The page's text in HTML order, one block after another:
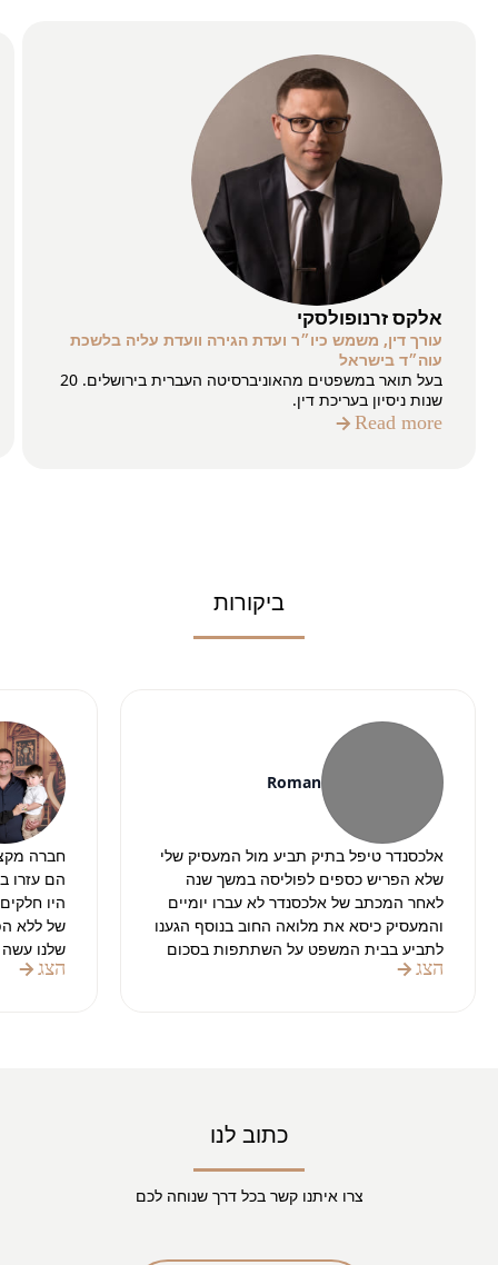
אלקס זרנופולסקי
עורך דין, משמש כיו״ר ועדת הגירה וועדת עליה בלשכת
עוה״ד בישראל
בעל תואר במשפטים מהאוניברסיטה העברית בירושלים. 20
שנות ניסיון בעריכת דין.
Read more
ביקורות
Roman
אלכסנדר טיפל בתיק תביע מול המעסיק שלי
שלא הפריש כספים לפוליסה במשך שנה
לאחר המכתב של אלכסנדר לא עברו יומיים
והמעסיק כיסא את מלואה החוב בנוסף הגענו
לתביע בבית המשפט על השתתפות בסכום
הטרחה לעורך דין וגם שם אלכסנדר הצליח
הצג
חברה
הם עזרו
של ללא
שלנו
והניירת.
הצג
כתוב לנו
צרו איתנו קשר בכל דרך שנוחה לכם